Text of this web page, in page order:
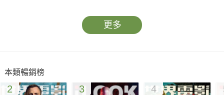
真人真事改編 【天后之戰】再現金龍旗傳說。
既然2013年2月14日情人節的諧音是「愛你一生愛一世」，編輯
部也就來湊個熱鬧，找出幾對好萊塢極具知名度的有情伴侶，替
更多
本類暢銷榜
2 3 4